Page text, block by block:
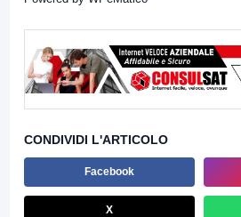
CONDIVIDI L'ARTICOLO
Facebook
X